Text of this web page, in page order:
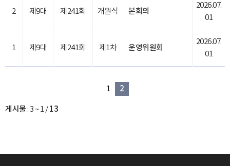
2 제9대 제241회 개원식 본회의
2026.07.
01
1 제9대 제241회 제1차 운영위원회
2026.07.
01
1 2
게시물 :3 ~ 1/13